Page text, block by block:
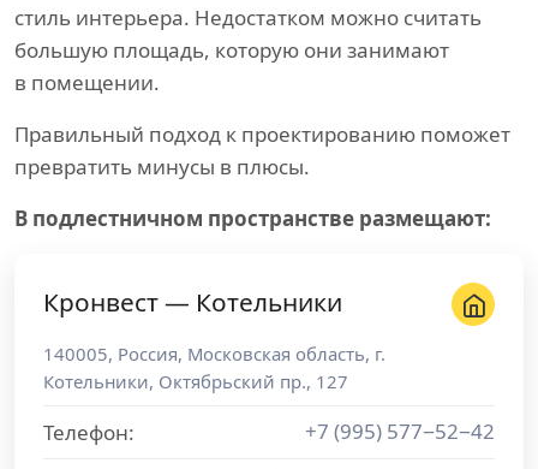
стиль интерьера. Недостатком можно считать
большую площадь, которую они занимают
в помещении.
Правильный подход к проектированию поможет
превратить минусы в плюсы.
В подлестничном пространстве размещают:
Кронвест — Котельники
140005, Россия, Московская область, г.
Котельники, Октябрьский пр., 127
Телефон:
+7 (995) 577−52−42